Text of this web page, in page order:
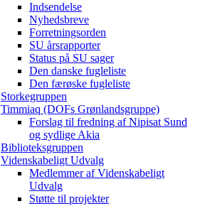
Indsendelse
Nyhedsbreve
Forretningsorden
SU årsrapporter
Status på SU sager
Den danske fugleliste
Den færøske fugleliste
Storkegruppen
Timmiaq (DOFs Grønlandsgruppe)
Forslag til fredning af Nipisat Sund
og sydlige Akia
Biblioteksgruppen
Videnskabeligt Udvalg
Medlemmer af Videnskabeligt
Udvalg
Støtte til projekter